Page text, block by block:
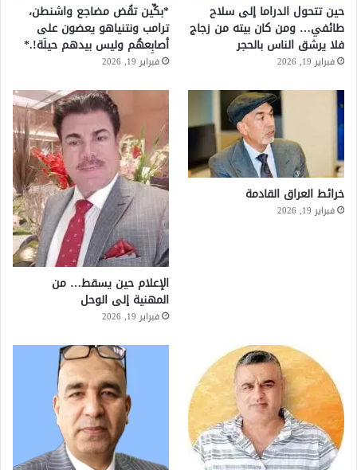
حين تتحول الدراما إلى سلاح
طائفي… ومن كان بيته من زجاج
فلا يرشق الناس بالحجر
فبراير 19, 2026
*بكِّين تقُض مضاجع واشنطن،
ترامب ونتنياهو يعضون على
أصابِعهُم وليس بيدهم حيلَة!.*
فبراير 19, 2026
خرائط العراق القادمة
فبراير 19, 2026
الإعلام حين يسقط… من
المهنية إلى الوحل
فبراير 19, 2026